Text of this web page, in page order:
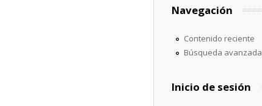
Navegación
Contenido reciente
Búsqueda avanzada
Inicio de sesión